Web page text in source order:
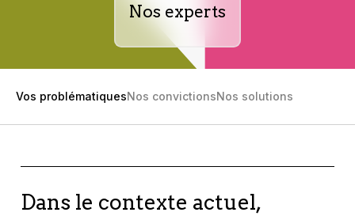
Nos experts
Vos problématiquesNos convictionsNos solutions
Dans le contexte actuel,